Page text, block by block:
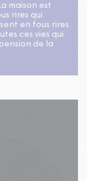
maison est
rires qui
en fous rires.
ces vies qui
de la